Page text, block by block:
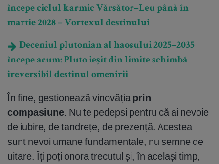
începe ciclul karmic Vărsător–Leu până în
martie 2028 – Vortexul destinului
Deceniul plutonian al haosului 2025–2035
începe acum: Pluto ieșit din limite schimbă
ireversibil destinul omenirii
În fine, gestionează vinovăția prin
compasiune. Nu te pedepsi pentru că ai nevoie
de iubire, de tandrețe, de prezență. Acestea
sunt nevoi umane fundamentale, nu semne de
uitare. Îți poți onora trecutul și, în același timp,